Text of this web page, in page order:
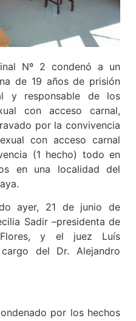
Nº 2 condenó a un
de 19 años de prisión
y responsable de los
con acceso carnal,
por la convivencia
con acceso carnal
(1 hecho) todo en
en una localidad del
ayer, 21 de junio de
Sadir –presidenta de
Flores, y el juez Luís
del Dr. Alejandro
por los hechos